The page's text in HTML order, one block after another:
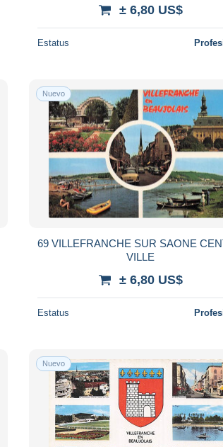
± 6,80 US$
Estatus
Nuevo
69 VILLEFRANCHE SUR SAONE
VILLE
± 6,80 US$
Estatus
Nuevo